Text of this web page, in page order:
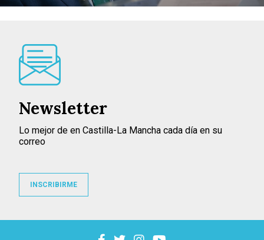
Newsletter
Lo mejor de en Castilla-La Mancha cada día en su
correo
INSCRIBIRME